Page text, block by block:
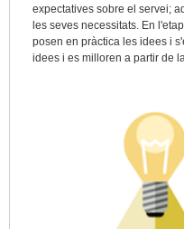
expectatives sobre el servei;
les seves necessitats. En
posen en pràctica les idees i
idees i es milloren a partir de